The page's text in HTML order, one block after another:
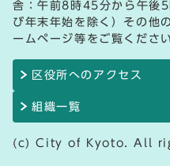
舎：午前8時45分から午後
び年末年始を除く）その他
ームページ等をご覧ください
区役所へのアクセス
組織一覧
(c) City of Kyoto. All